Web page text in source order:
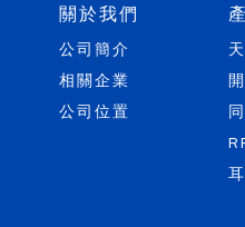
關於我們
公司簡介
相關企業
公司位置